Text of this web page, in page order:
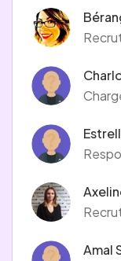
Amal